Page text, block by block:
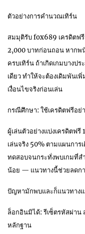
ตัวอย่างการคำนวณเทิร์น
สมมุติรับ fox689 เครดิตฟ
2,000 บาทก่อนถอน หากพ
ครบเทิร์น ถ้าเกิดเกมบางป
เดียว ทำให้จะต้องเดิมพัน
เงื่อนไขจริงก่อนเล่น
กรณีศึกษา: ใช้เครดิตฟรีอย่
ผู้เล่นตัวอย่างแบ่งเครดิตฟ
เล่นจริง 50% ตามแผนการ
ทดสอบจนกระทั่งพบเกมที่ส
น้อย — แนวทางนี้ช่วยลดกา
ปัญหามักพบและก็แนวทาง
ล็อกอินมิได้: รีเซ็ตรหัสผ่า
หลักฐาน